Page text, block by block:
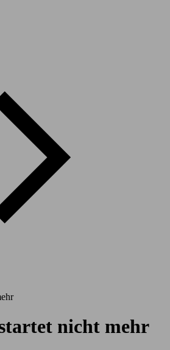
nicht mehr